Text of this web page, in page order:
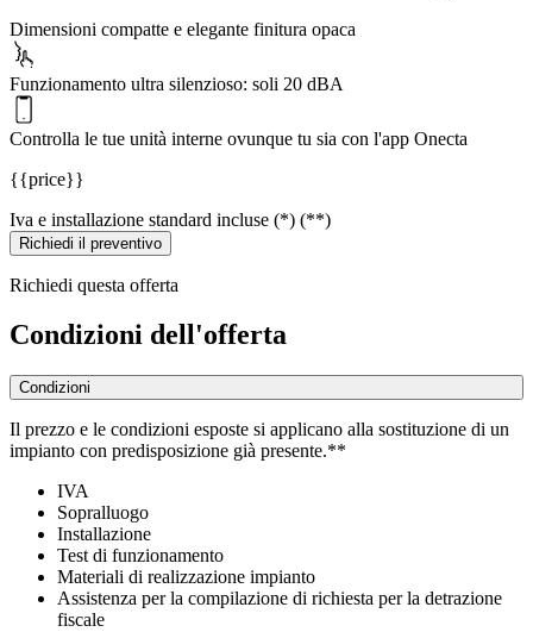
Dimensioni compatte e elegante finitura opaca
Funzionamento ultra silenzioso: soli 20 dBA
Controlla le tue unità interne ovunque tu sia con l'app Onecta
{{price}}
Iva e installazione standard incluse (*) (**)
Richiedi il preventivo
Richiedi questa offerta
Condizioni dell'offerta
Condizioni
Il prezzo e le condizioni esposte si applicano alla sostituzione di un
impianto con predisposizione già presente.**
IVA
Sopralluogo
Installazione
Test di funzionamento
Materiali di realizzazione impianto
Assistenza per la compilazione di richiesta per la detrazione
fiscale